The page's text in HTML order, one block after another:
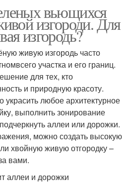
вьющихся
изгороди. Для
изгородь?
живую изгородь часто
участка и его границ.
для тех, кто
и природную красоту.
любое архитектурное
выполнить зонирование
аллеи или дорожки.
можно создать высокую
хвойную живую отгородку –
вами.
аллеи и дорожки